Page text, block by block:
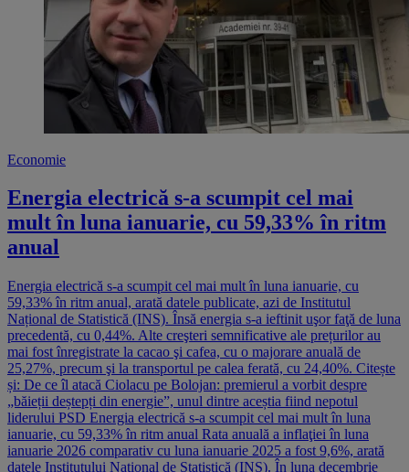
Economie
Energia electrică s-a scumpit cel mai
mult în luna ianuarie, cu 59,33% în ritm
anual
Energia electrică s-a scumpit cel mai mult în luna ianuarie, cu
59,33% în ritm anual, arată datele publicate, azi de Institutul
Național de Statistică (INS). Însă energia s-a ieftinit uşor faţă de luna
precedentă, cu 0,44%. Alte creşteri semnificative ale prețurilor au
mai fost înregistrate la cacao şi cafea, cu o majorare anuală de
25,27%, precum şi la transportul pe calea ferată, cu 24,40%. Citește
și: De ce îl atacă Ciolacu pe Bolojan: premierul a vorbit despre
„băieții deștepți din energie”, unul dintre aceștia fiind nepotul
liderului PSD Energia electrică s-a scumpit cel mai mult în luna
ianuarie, cu 59,33% în ritm anual Rata anuală a inflaţiei în luna
ianuarie 2026 comparativ cu luna ianuarie 2025 a fost 9,6%, arată
datele Institutului Naţional de Statistică (INS). În luna decembrie